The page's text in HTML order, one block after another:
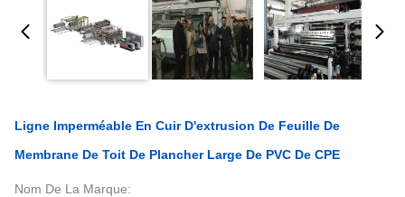
Ligne Imperméable En Cuir D'extrusion De Feuille De
Membrane De Toit De Plancher Large De PVC De CPE
Nom De La Marque: